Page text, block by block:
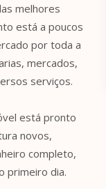
melhores
está a poucos
por toda a
mercados,
serviços.
está pronto
novos,
completo,
primeiro dia.